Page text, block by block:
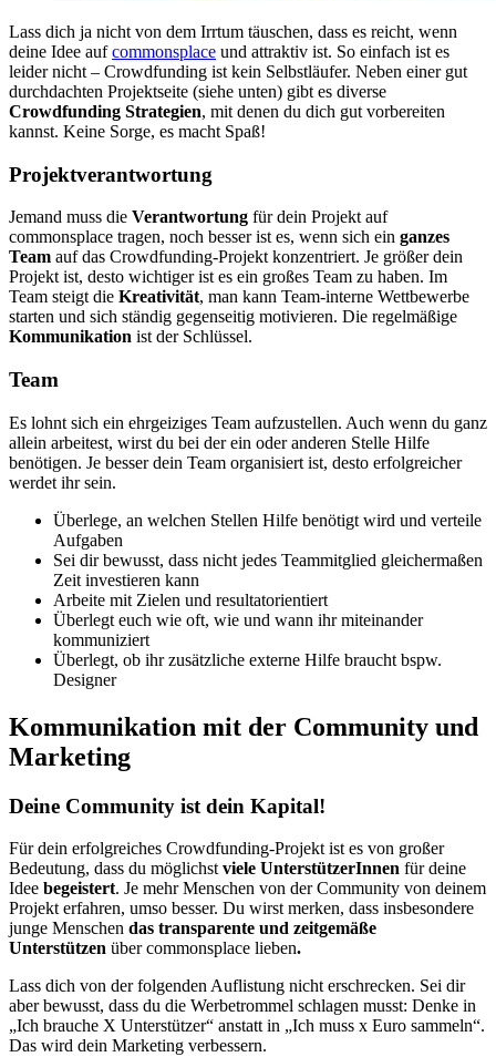
Lass dich ja nicht von dem Irrtum täuschen, dass es reicht, wenn
deine Idee aufcommonsplace und attraktiv ist. So einfach ist es
leider nicht – Crowdfunding ist kein Selbstläufer. Neben einer gut
durchdachten Projektseite (siehe unten) gibt es diverse
Crowdfunding Strategien, mit denen du dich gut vorbereiten
kannst. Keine Sorge, es macht Spaß!
Projektverantwortung
Jemand muss die Verantwortung für dein Projekt auf
commonsplace tragen, noch besser ist es, wenn sich ein ganzes
Team auf das Crowdfunding-Projekt konzentriert. Je größer dein
Projekt ist, desto wichtiger ist es ein großes Team zu haben. Im
Team steigt die Kreativität, man kann Team-interne Wettbewerbe
starten und sich ständig gegenseitig motivieren. Die regelmäßige
Kommunikation ist der Schlüssel.
Team
Es lohnt sich ein ehrgeiziges Team aufzustellen. Auch wenn du ganz
allein arbeitest, wirst du bei der ein oder anderen Stelle Hilfe
benötigen. Je besser dein Team organisiert ist, desto erfolgreicher
werdet ihr sein.
Überlege, an welchen Stellen Hilfe benötigt wird und verteile
Aufgaben
Sei dir bewusst, dass nicht jedes Teammitglied gleichermaßen
Zeit investieren kann
Arbeite mit Zielen und resultatorientiert
Überlegt euch wie oft, wie und wann ihr miteinander
kommuniziert
Überlegt, ob ihr zusätzliche externe Hilfe braucht bspw.
Designer
Kommunikation mit der Community und
Marketing
Deine Community ist dein Kapital!
Für dein erfolgreiches Crowdfunding-Projekt ist es von großer
Bedeutung, dass du möglichst viele UnterstützerInnen für deine
Idee begeistert. Je mehr Menschen von der Community von deinem
Projekt erfahren, umso besser. Du wirst merken, dass insbesondere
junge Menschen das transparente und zeitgemäße
Unterstützen über commonsplace lieben.
Lass dich von der folgenden Auflistung nicht erschrecken. Sei dir
aber bewusst, dass du die Werbetrommel schlagen musst: Denke in
„Ich brauche X Unterstützer“ anstatt in „Ich muss x Euro sammeln“.
Das wird dein Marketing verbessern.